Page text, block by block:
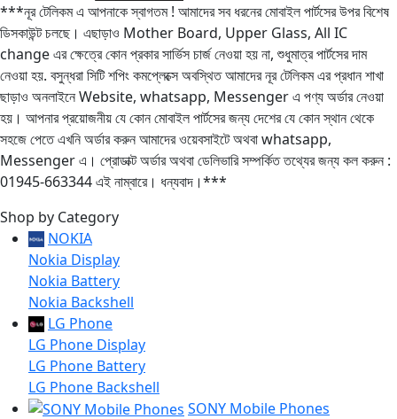
***নূর টেলিকম এ আপনাকে স্বাগতম ! আমাদের সব ধরনের মোবাইল পার্টসের উপর বিশেষ
ডিসকাউন্ট চলছে। এছাড়াও Mother Board, Upper Glass, All IC
change এর ক্ষেত্রে কোন প্রকার সার্ভিস চার্জ নেওয়া হয় না, শুধুমাত্র পার্টসের দাম
নেওয়া হয়. বসুন্ধরা সিটি শপিং কমপ্লেক্সে অবস্থিত আমাদের নূর টেলিকম এর প্রধান শাখা
ছাড়াও অনলাইনে Website, whatsapp, Messenger এ পণ্য অর্ডার নেওয়া
হয়। আপনার প্রয়োজনীয় যে কোন মোবাইল পার্টসের জন্য দেশের যে কোন স্থান থেকে
সহজে পেতে এখনি অর্ডার করুন আমাদের ওয়েবসাইটে অথবা whatsapp,
Messenger এ। প্রোডাক্ট অর্ডার অথবা ডেলিভারি সম্পর্কিত তথ্যের জন্য কল করুন :
01945-663344 এই নাম্বারে। ধন্যবাদ।***
Shop by Category
NOKIA
Nokia Display
Nokia Battery
Nokia Backshell
LG Phone
LG Phone Display
LG Phone Battery
LG Phone Backshell
SONY Mobile Phones